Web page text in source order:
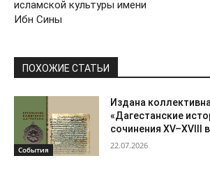
исламской культуры имени
Ибн Сины
ПОХОЖИЕ СТАТЬИ
События
Издана
«Дагестанские
сочинения XV–XVIII
22.07.2026